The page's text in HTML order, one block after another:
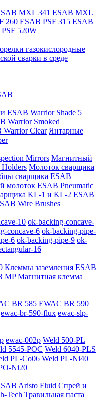
MXL 341 ESAB MXL
260 ESAB PSF 315 ESAB
PSF 520W
газокислородные
сварки в среде
ESAB Warrior Shade 5
Warrior Smoked
Clear Янтарные
Mirrors Магнитный
Молоток сварщика
сварщика ESAB
молоток ESAB Pneumatic
KL-1 и KL-2 ESAB
Wire Brushes
10 ok-backing-concave-
concave-6 ok-backing-pipe-
6 ok-backing-pipe-9 ok-
16
Клеммы заземления ESAB
MP Магнитная клемма
BR 585 EWAC BR 590
ewac-br-590-flux ewac-slp-
ewac-002p Weld 500-PL
5545-POC Weld 6040-PLS
PL-Co06 Weld PL-Ni40
Ni20
Aristo Fluid Спрей и
Tech Травильная паста